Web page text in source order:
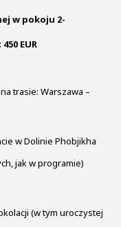
w pokoju 2-
EUR
trasie: Warszawa –
w Dolinie Phobjikha
jak w programie)
(w tym uroczystej